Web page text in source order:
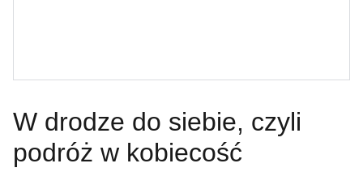
W drodze do siebie, czyli
podróż w kobiecość